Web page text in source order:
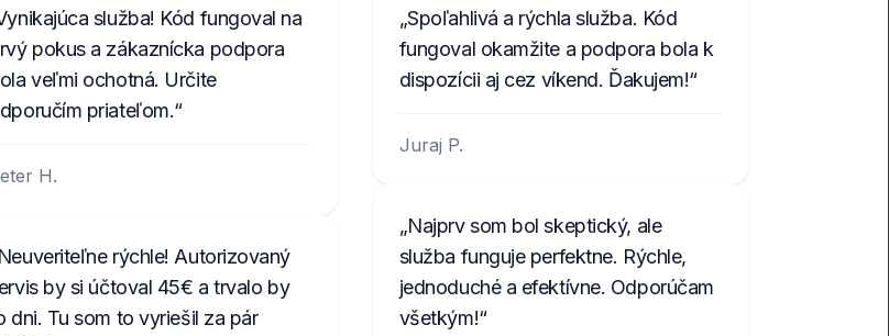
služba! Kód fungoval na
pokus a zákaznícka podpora
veľmi ochotná. Určite
priateľom.
H.
Neuveriteľne rýchle! Autorizovaný
by si účtoval 45€ a trvalo by
dni. Tu som to vyriešil za pár
Spoľahlivá a rýchla služba. Kód
fungoval okamžite a podpora bola k
dispozícii aj cez víkend. Ďakujem!
Juraj P.
Najprv som bol skeptický, ale
služba funguje perfektne. Rýchle,
jednoduché a efektívne. Odporúčam
všetkým!